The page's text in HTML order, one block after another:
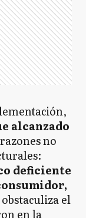
alcanzado
no
deficiente
el
en la